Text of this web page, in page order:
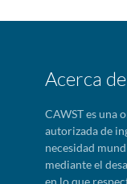
Acerca
CAWST es una
autorizada de
necesidad
mediante el
en lo que